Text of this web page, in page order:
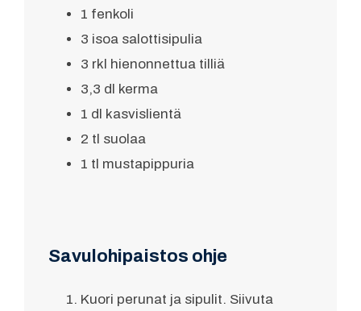
1 fenkoli
3 isoa salottisipulia
3 rkl hienonnettua tilliä
3,3 dl kerma
1 dl kasvislientä
2 tl suolaa
1 tl mustapippuria
Savulohipaistos ohje
Kuori perunat ja sipulit. Siivuta